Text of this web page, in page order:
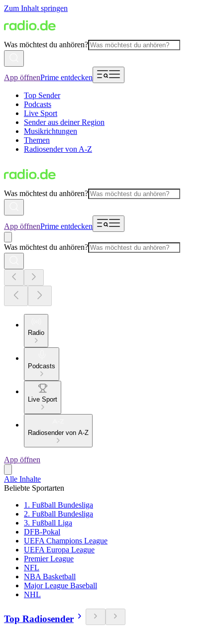
Zum Inhalt springen
Was möchtest du anhören?
App öffnenPrime entdecken
Top Sender
Podcasts
Live Sport
Sender aus deiner Region
Musikrichtungen
Themen
Radiosender von A-Z
Was möchtest du anhören?
App öffnenPrime entdecken
Was möchtest du anhören?
Radio
Podcasts
Live Sport
Radiosender von A-Z
App öffnen
Alle Inhalte
Beliebte Sportarten
1. Fußball Bundesliga
2. Fußball Bundesliga
3. Fußball Liga
DFB-Pokal
UEFA Champions League
UEFA Europa League
Premier League
NFL
NBA Basketball
Major League Baseball
NHL
Top Radiosender